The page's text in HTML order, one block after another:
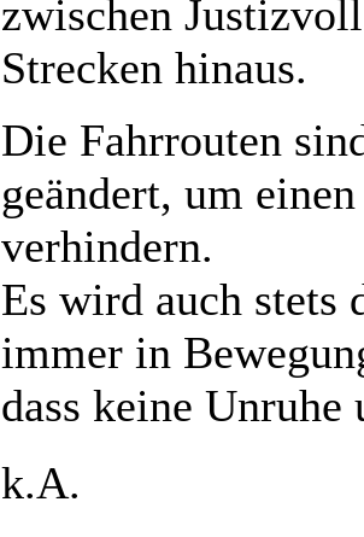
zwischen
Strecken hinaus.
Die Fahrrouten
geändert, um
verhindern.
Es wird auch stets
immer in
dass keine Unruhe
k.A.